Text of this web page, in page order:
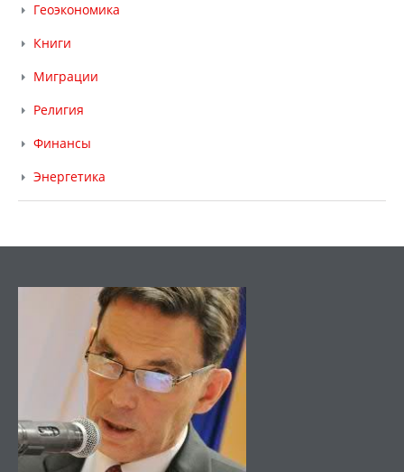
Геоэкономика
Книги
Миграции
Религия
Финансы
Энергетика